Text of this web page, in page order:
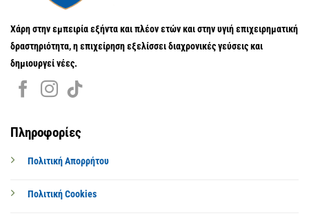
Χάρη στην εμπειρία εξήντα και πλέον ετών και στην υγιή επιχειρηματική
δραστηριότητα, η επιχείρηση εξελίσσει διαχρονικές γεύσεις και
δημιουργεί νέες.
Πληροφορίες
Πολιτική Απορρήτου
Πολιτική Cookies